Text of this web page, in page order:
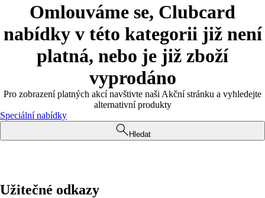
Omlouváme se, Clubcard
nabídky v této kategorii již není
platná, nebo je již zboží
vyprodáno
Pro zobrazení platných akcí navštivte naši Akční stránku a vyhledejte
alternativní produkty
Speciální nabídky
Hledat
Užitečné odkazy